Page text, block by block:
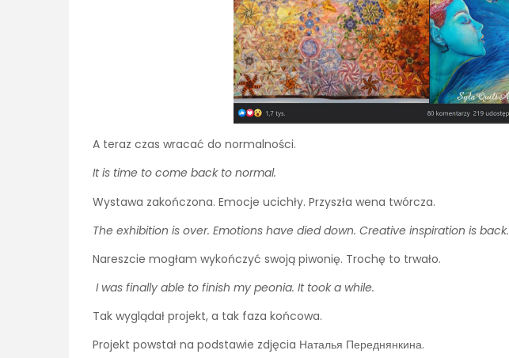
A teraz czas wracać do normalności.
It is time to come back to normal.
Wystawa zakończona. Emocje ucichły. Przyszła wena twórcza.
The exhibition is over. Emotions have died down. Creative inspiration is back.
Nareszcie mogłam wykończyć swoją piwonię. Trochę to trwało.
I was finally able to finish my peonia. It took a while.
Tak wyglądał projekt, a tak faza końcowa.
Projekt powstał na podstawie zdjęcia Наталья Переднянкина.